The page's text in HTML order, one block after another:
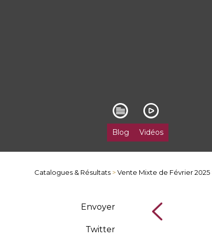
Blog Vidéos
Catalogues & Résultats >Vente Mixte de Février 2025
Envoyer
Twitter